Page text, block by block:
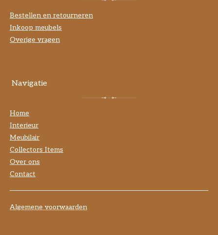
Bestellen en retourneren
Inkoop meubels
Overige vragen
Navigatie
Home
Interieur
Meubilair
Collectors Items
Over ons
Contact
Algemene voorwaarden